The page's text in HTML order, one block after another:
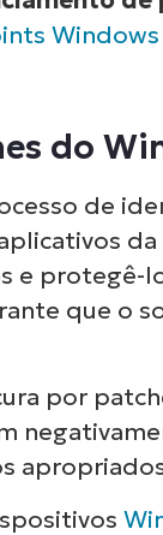
Windows
do
de
da
e protegê-
que o
por